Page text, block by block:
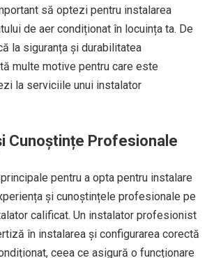
să optezi pentru instalarea
de aer condiționat în locuința ta. De
la siguranța și durabilitatea
multe motive pentru care este
la serviciile unui instalator
Cunoștințe Profesionale
pentru a opta pentru instalare
și cunoștințele profesionale pe
calificat. Un instalator profesionist
în instalarea și configurarea corectă
ceea ce asigură o funcționare